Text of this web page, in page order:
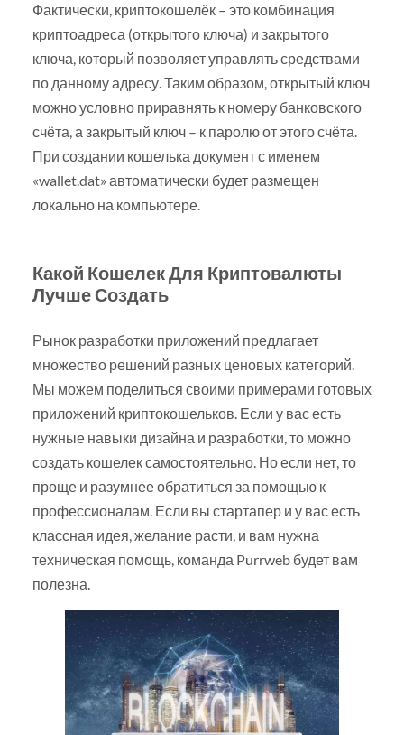
Фактически, криптокошелёк – это комбинация
криптоадреса (открытого ключа) и закрытого
ключа, который позволяет управлять средствами
по данному адресу. Таким образом, открытый ключ
можно условно приравнять к номеру банковского
счёта, а закрытый ключ – к паролю от этого счёта.
При создании кошелька документ с именем
«wallet.dat» автоматически будет размещен
локально на компьютере.
Какой Кошелек Для Криптовалюты
Лучше Создать
Рынок разработки приложений предлагает
множество решений разных ценовых категорий.
Мы можем поделиться своими примерами готовых
приложений криптокошельков. Если у вас есть
нужные навыки дизайна и разработки, то можно
создать кошелек самостоятельно. Но если нет, то
проще и разумнее обратиться за помощью к
профессионалам. Если вы стартапер и у вас есть
классная идея, желание расти, и вам нужна
техническая помощь, команда Purrweb будет вам
полезна.